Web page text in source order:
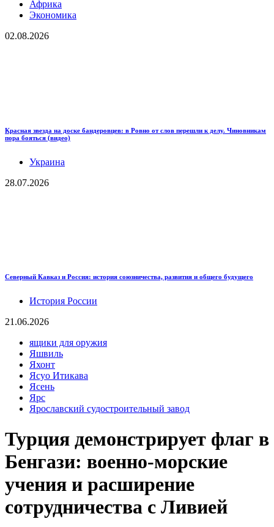
Африка
Экономика
02.08.2026
Красная звезда на доске бандеровцев: в Ровно от слов перешли к делу. Чиновникам
пора бояться (видео)
Украина
28.07.2026
Северный Кавказ и Россия: история союзничества, развития и общего будущего
История России
21.06.2026
ящики для оружия
Яшвиль
Яхонт
Ясуо Итикава
Ясень
Ярс
Ярославский судостроительный завод
Турция демонстрирует флаг в
Бенгази: военно-морские
учения и расширение
сотрудничества с Ливией